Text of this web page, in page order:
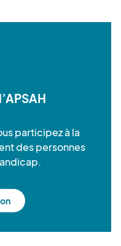
participez à la
des personnes